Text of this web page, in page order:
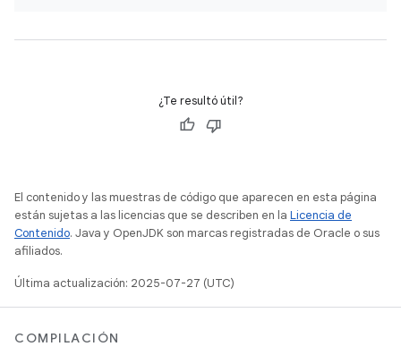
¿Te resultó útil?
El contenido y las muestras de código que aparecen en esta página
están sujetas a las licencias que se describen en la Licencia de
Contenido. Java y OpenJDK son marcas registradas de Oracle o sus
afiliados.
Última actualización: 2025-07-27 (UTC)
COMPILACIÓN